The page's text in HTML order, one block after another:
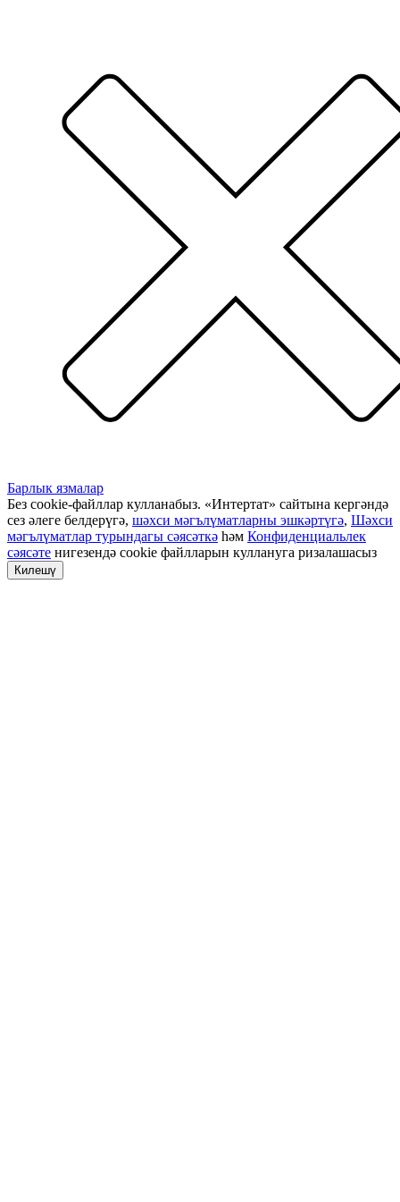
Барлык язмалар
Без cookie-файллар кулланабыз. «Интертат» сайтына кергәндә
сез әлеге белдерүгә, шәхси мәгълүматларны эшкәртүгә, Шәхси
мәгълүматлар турындагы сәясәткә һәм Конфиденциальлек
сәясәте нигезендә cookie файлларын куллануга ризалашасыз
Килешү